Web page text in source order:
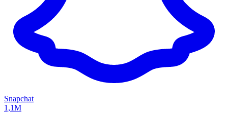
Snapchat
1,1M